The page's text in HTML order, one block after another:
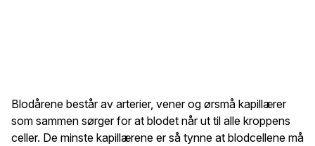
Blodårene består av arterier, vener og ørsmå kapillærer
som sammen sørger for at blodet når ut til alle kroppens
celler. De minste kapillærene er så tynne at blodcellene må